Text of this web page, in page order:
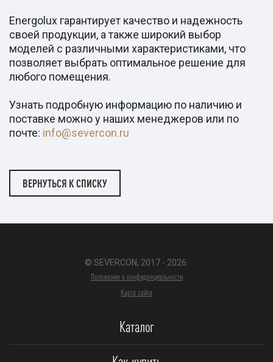
Energolux гарантирует качество и надежность
своей продукции, а также широкий выбор
моделей с различными характеристиками, что
позволяет выбрать оптимальное решение для
любого помещения.
Узнать подробную информацию по наличию и
поставке можно у наших менеджеров или по
почте: info@severcon.ru
ВЕРНУТЬСЯ К СПИСКУ
© SEVERCON, 2017 - 2026.
Положение о конфиденциальности
Карта сайта
Каталог